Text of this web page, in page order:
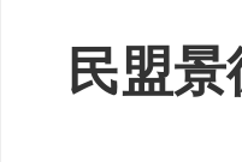
民盟